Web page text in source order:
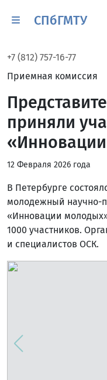
СПбГМТУ
+7 (812) 757-16-77
Приемная комиссия
приняли
12 Февраля 2026 года
В Петербурге
молодежный научно-
«Инновации
1000 участников.
и специалистов ОСК.